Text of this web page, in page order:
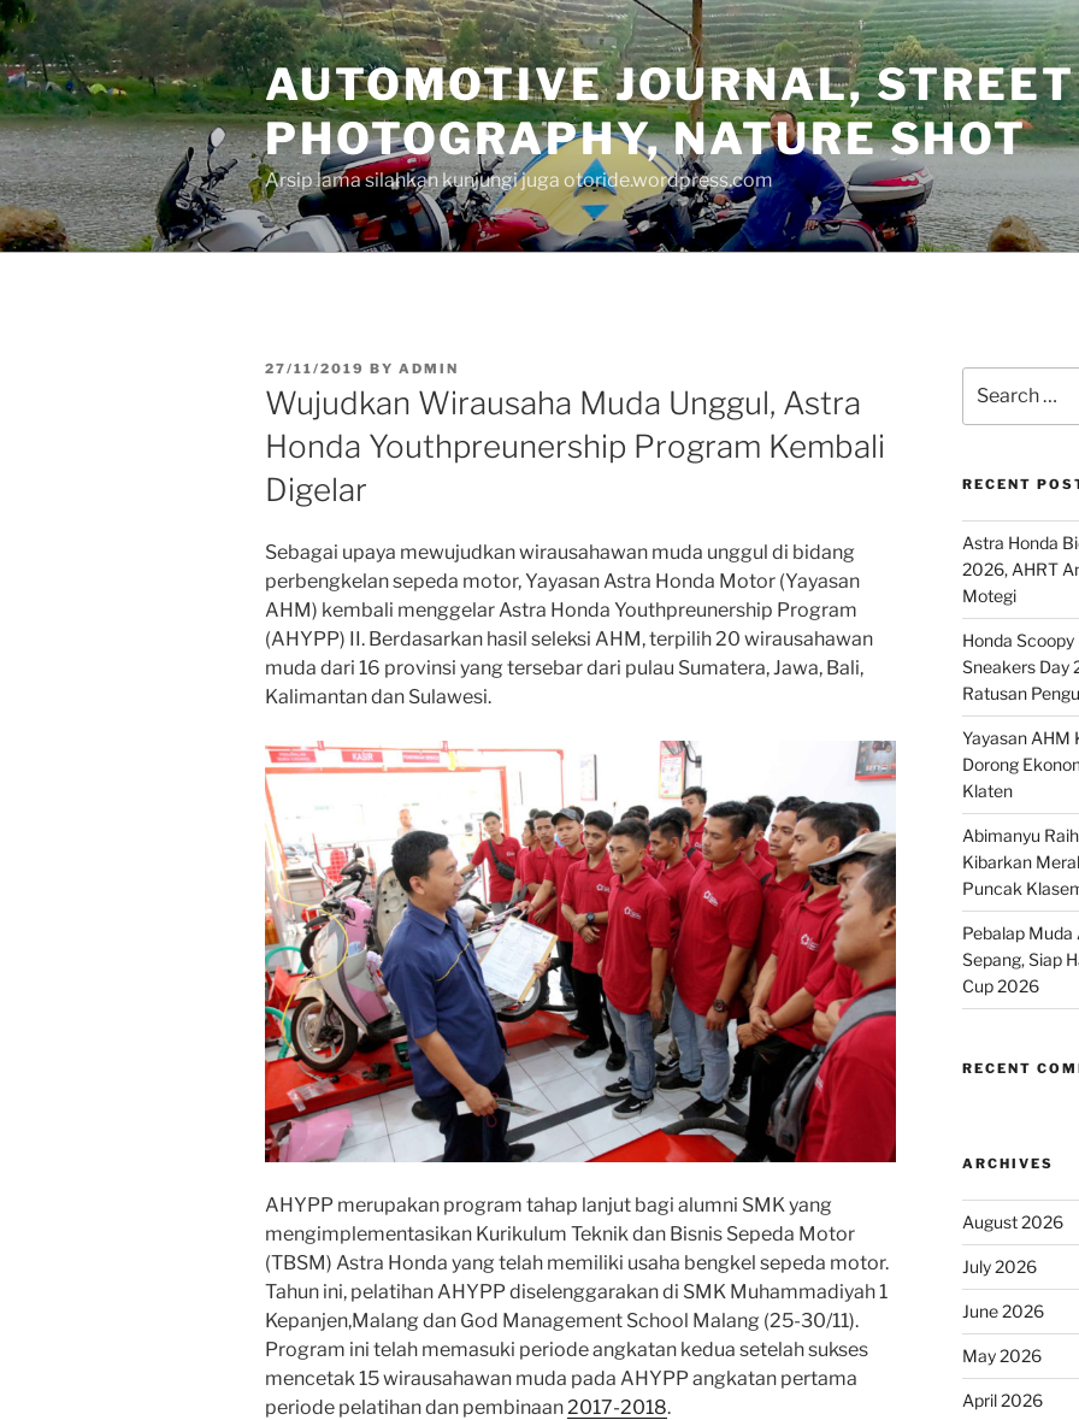
Skip
to
content
AUTOMOTIVE JOURNAL, STREET
PHOTOGRAPHY, NATURE SHOT
Arsip lama silahkan kunjungi juga otoride.wordpress.com
POSTED
ON
27/11/2019 BY ADMIN
Wujudkan Wirausaha Muda Unggul, Astra
Honda Youthpreunership Program Kembali
Digelar
Sebagai upaya mewujudkan wirausahawan muda unggul di bidang
perbengkelan sepeda motor, Yayasan Astra Honda Motor (Yayasan
AHM) kembali menggelar Astra Honda Youthpreunership Program
(AHYPP) II. Berdasarkan hasil seleksi AHM, terpilih 20 wirausahawan
muda dari 16 provinsi yang tersebar dari pulau Sumatera, Jawa, Bali,
Kalimantan dan Sulawesi.
AHYPP merupakan program tahap lanjut bagi alumni SMK yang
mengimplementasikan Kurikulum Teknik dan Bisnis Sepeda Motor
(TBSM) Astra Honda yang telah memiliki usaha bengkel sepeda motor.
Tahun ini, pelatihan AHYPP diselenggarakan di SMK Muhammadiyah 1
Kepanjen,Malang dan God Management School Malang (25-30/11).
Program ini telah memasuki periode angkatan kedua setelah sukses
mencetak 15 wirausahawan muda pada AHYPP angkatan pertama
periode pelatihan dan pembinaan 2017-2018.
for:
RECENT
Astra Honda
2026, AHRT
Motegi
Honda
Sneakers Day
Ratusan
Yayasan AHM
Dorong
Klaten
Abimanyu
Kibarkan
Puncak
Pebalap Muda
Sepang, Siap
Cup 2026
RECENT
ARCHIVES
August 2026
July 2026
June 2026
May 2026
April 2026